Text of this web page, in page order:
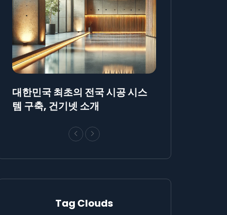
대한민국 최초의 전국 시공 시스
템 구축, 건기넷 소개
Tag Clouds